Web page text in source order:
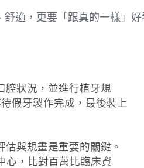
適，更要「跟真的一樣」好
腔狀況，並進行植牙規
假牙製作完成，最後裝上
與規畫是重要的關鍵。
心，比對百萬比臨床資